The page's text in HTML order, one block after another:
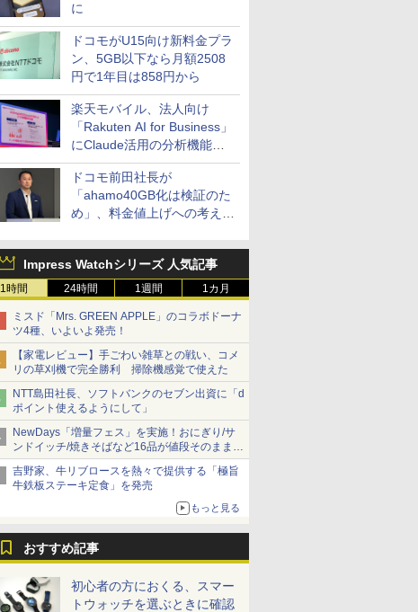
に
ドコモがU15向け新料金プラ
ン、5GB以下なら月額2508
円で1年目は858円から
楽天モバイル、法人向け
「Rakuten AI for Business」
にClaude活用の分析機能な
どを追加
ドコモ前田社長が
「ahamo40GB化は検証のた
め」、料金値上げへの考え方
Impress Watchシリーズ 人気記事
1時間 24時間 1週間 1カ月
ミスド「Mrs. GREEN APPLE」のコラボドーナ
ツ4種、いよいよ発売！
【家電レビュー】手ごわい雑草との戦い、コメ
リの草刈機で完全勝利 掃除機感覚で使えた
NTT島田社長、ソフトバンクのセブン出資に「d
ポイント使えるようにして」
NewDays「増量フェス」を実施！おにぎり/サ
ンドイッチ/焼きそばなど16品が値段そのままで
ボリュームアップ
吉野家、牛リブロースを熱々で提供する「極旨
牛鉄板ステーキ定食」を発売
もっと見る
おすすめ記事
初心者の方におくる、スマー
トウォッチを選ぶときに確認